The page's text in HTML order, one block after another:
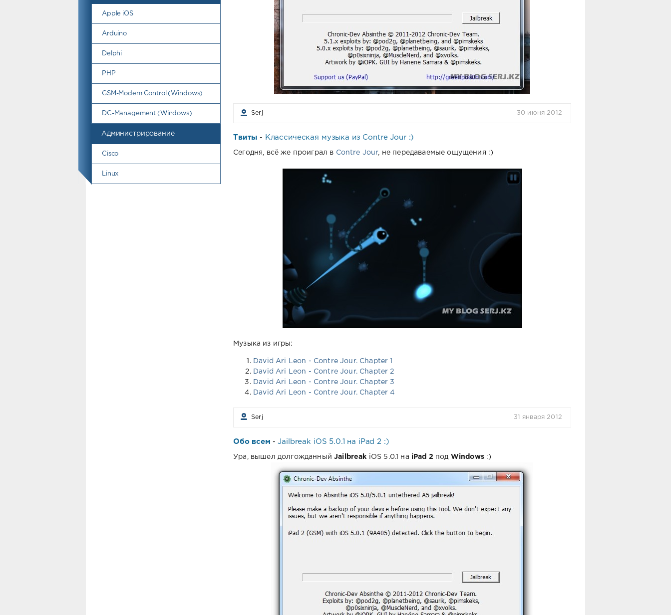
Apple iOS
Arduino
Delphi
PHP
GSM-Modem Control (Windows)
DC-Management (Windows)
Администрирование
Cisco
Linux
Serj 30 июня 2012
Твиты - Классическая музыка из Contre Jour :)
Сегодня, всё же проиграл в Contre Jour, не передаваемые ощущения :)
Музыка из игры:
David Ari Leon - Contre Jour. Chapter 1
David Ari Leon - Contre Jour. Chapter 2
David Ari Leon - Contre Jour. Chapter 3
David Ari Leon - Contre Jour. Chapter 4
Serj 31 января 2012
Обо всем -Jailbreak iOS 5.0.1 на iPad 2 :)
Ура, вышел долгожданныйJailbreak iOS 5.0.1 на iPad 2 под Windows:)